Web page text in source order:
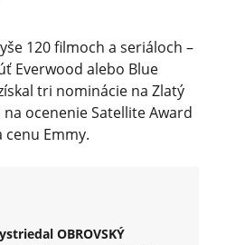
120 filmoch a seriáloch –
Everwood alebo Blue
tri nominácie na Zlatý
ocenenie Satellite Award
Emmy.
OBROVSKÝ